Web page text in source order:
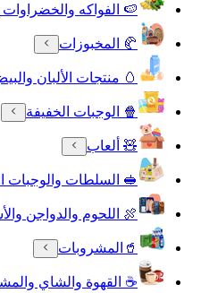
🍉 الفواكه والخضراوات
🥐 المخبوزات
🥚 منتجات الألبان
🍿 الوجبات الخفيفة
🧸 ألعاب
🥪 السلطات والوجبات
🍖 اللحوم والدواجن
🥤المشروبات
☕ القهوة والشاي